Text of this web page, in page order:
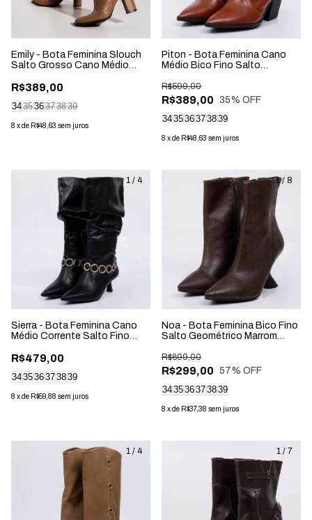
Emily - Bota Feminina Slouch
Salto Grosso Cano Médio
R$389,00
343536373839
8 xde R$48,63 sem juros
Piton - Bota Feminina Cano
Médio Bico Fino Salto
R$389,00
R$599,00
35% OFF
343536373839
8 xde R$48,63 sem juros
1 / 4
Sierra - Bota Feminina Cano
Médio Corrente Salto Fino
R$479,00
343536373839
8 xde R$59,88 sem juros
1/ 8
Noa - Bota Feminina Bico Fino
Salto Geométrico Marrom
R$299,00
R$699,00
57% OFF
343536373839
8 xde R$37,38 sem juros
1 / 4 1 / 7